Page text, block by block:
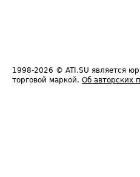
1998-2026 © ATI.SU является
торговой маркой. Об авторских